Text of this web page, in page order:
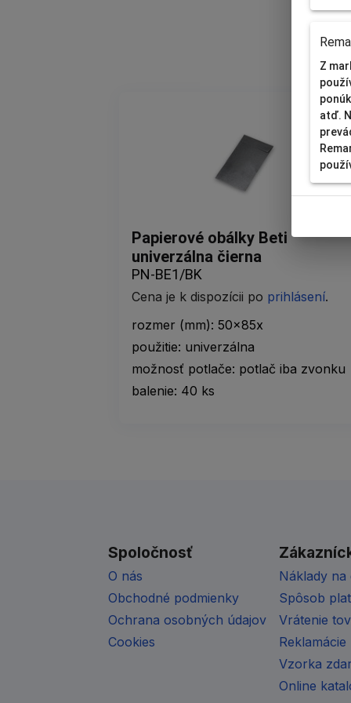
Papierové obálky Beti
univerzálna čierna
PN-BE1/BK
Cena je k dispozícii po prihlásení.
rozmer (mm): 50x85x
použitie: univerzálna
možnosť potlače: potlač iba zvonku
balenie: 40 ks
Spoločnosť
O nás
Obchodné podmienky
Ochrana osobných údajov
Cookies
Náklady na
Spôsob
Vrátenie
Reklamácie
Vzorka
Online
Z
atď.